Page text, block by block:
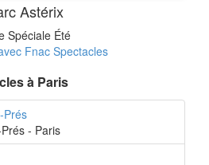
Astérix
Spéciale Été
Fnac Spectacles
à Paris
Prés
- Paris